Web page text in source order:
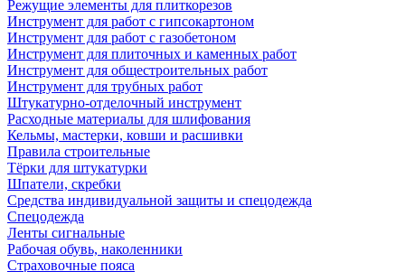
Режущие элементы для плиткорезов
Инструмент для работ с гипсокартоном
Инструмент для работ с газобетоном
Инструмент для плиточных и каменных работ
Инструмент для общестроительных работ
Инструмент для трубных работ
Штукатурно-отделочный инструмент
Расходные материалы для шлифования
Кельмы, мастерки, ковши и расшивки
Правила строительные
Тёрки для штукатурки
Шпатели, скребки
Средства индивидуальной защиты и спецодежда
Спецодежда
Ленты сигнальные
Рабочая обувь, наколенники
Страховочные пояса